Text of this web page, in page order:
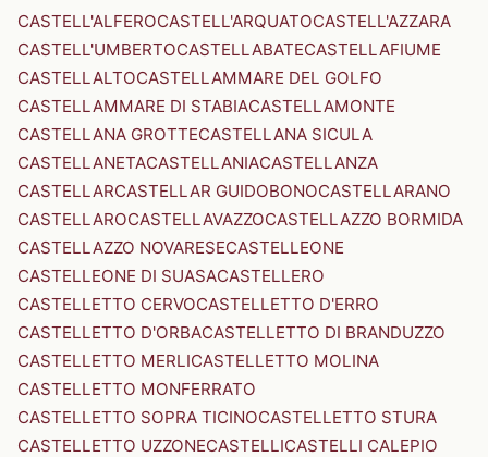
CASTELL'ALFEROCASTELL'ARQUATOCASTELL'AZZARA
CASTELL'UMBERTOCASTELLABATECASTELLAFIUME
CASTELLALTOCASTELLAMMARE DEL GOLFO
CASTELLAMMARE DI STABIACASTELLAMONTE
CASTELLANA GROTTECASTELLANA SICULA
CASTELLANETACASTELLANIACASTELLANZA
CASTELLARCASTELLAR GUIDOBONOCASTELLARANO
CASTELLAROCASTELLAVAZZOCASTELLAZZO BORMIDA
CASTELLAZZO NOVARESECASTELLEONE
CASTELLEONE DI SUASACASTELLERO
CASTELLETTO CERVOCASTELLETTO D'ERRO
CASTELLETTO D'ORBACASTELLETTO DI BRANDUZZO
CASTELLETTO MERLICASTELLETTO MOLINA
CASTELLETTO MONFERRATO
CASTELLETTO SOPRA TICINOCASTELLETTO STURA
CASTELLETTO UZZONECASTELLICASTELLI CALEPIO